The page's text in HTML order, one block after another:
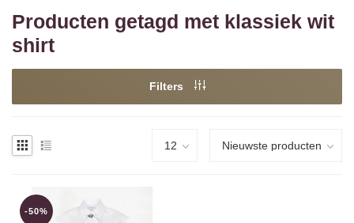
Producten getagd met klassiek wit
shirt
Filters
-50%